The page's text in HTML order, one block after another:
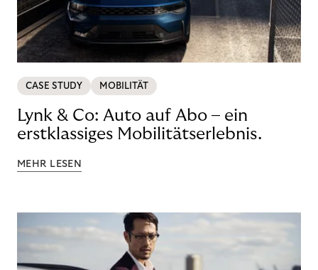
CASE STUDY MOBILITÄT
Lynk & Co: Auto auf Abo – ein
erstklassiges Mobilitätserlebnis.
MEHR LESEN